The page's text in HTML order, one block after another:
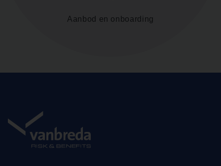
Aanbod en onboarding